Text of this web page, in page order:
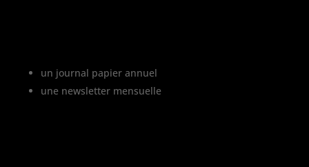
un journal papier annuel
une newsletter mensuelle